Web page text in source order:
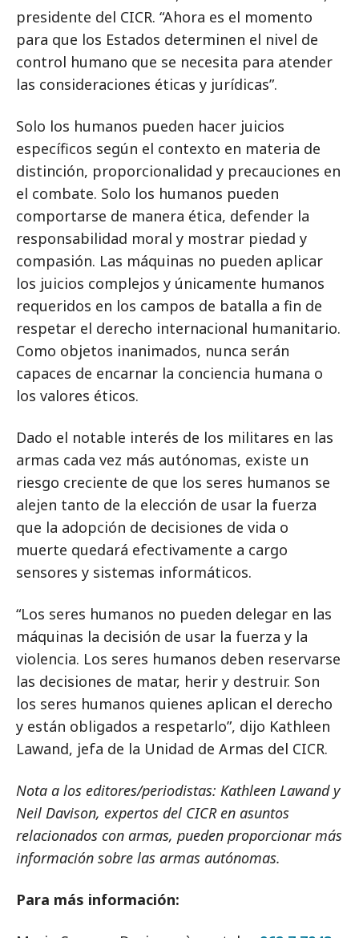
presidente del CICR. “Ahora es el momento
para que los Estados determinen el nivel de
control humano que se necesita para atender
las consideraciones éticas y jurídicas”.
Solo los humanos pueden hacer juicios
específicos según el contexto en materia de
distinción, proporcionalidad y precauciones en
el combate. Solo los humanos pueden
comportarse de manera ética, defender la
responsabilidad moral y mostrar piedad y
compasión. Las máquinas no pueden aplicar
los juicios complejos y únicamente humanos
requeridos en los campos de batalla a fin de
respetar el derecho internacional humanitario.
Como objetos inanimados, nunca serán
capaces de encarnar la conciencia humana o
los valores éticos.
Dado el notable interés de los militares en las
armas cada vez más autónomas, existe un
riesgo creciente de que los seres humanos se
alejen tanto de la elección de usar la fuerza
que la adopción de decisiones de vida o
muerte quedará efectivamente a cargo
sensores y sistemas informáticos.
“Los seres humanos no pueden delegar en las
máquinas la decisión de usar la fuerza y la
violencia. Los seres humanos deben reservarse
las decisiones de matar, herir y destruir. Son
los seres humanos quienes aplican el derecho
y están obligados a respetarlo”, dijo Kathleen
Lawand, jefa de la Unidad de Armas del CICR.
Nota a los editores/periodistas: Kathleen Lawand y
Neil Davison, expertos del CICR en asuntos
relacionados con armas, pueden proporcionar más
información sobre las armas autónomas.
Para más información: